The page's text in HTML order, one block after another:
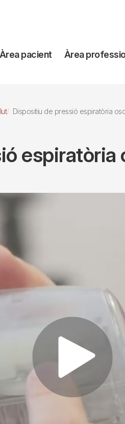
Àrea pacient Àrea
Dispositiu de pressió espiratòria
espiratòria